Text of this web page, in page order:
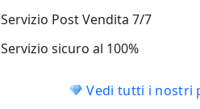
Servizio Post Vendita 7/7
Servizio sicuro al 100%
Vedi tutti i nostri